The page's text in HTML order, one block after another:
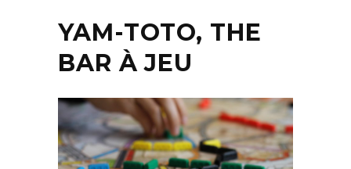
YAM-TOTO, THE
BAR À JEU